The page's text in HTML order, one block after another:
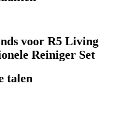
voor R5 Living
Reiniger Set
talen